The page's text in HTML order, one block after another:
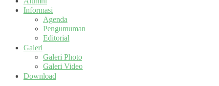
Informasi
Agenda
Pengumuman
Editorial
Galeri
Galeri Photo
Galeri Video
Download